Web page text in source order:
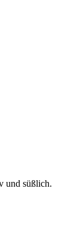
und süßlich.